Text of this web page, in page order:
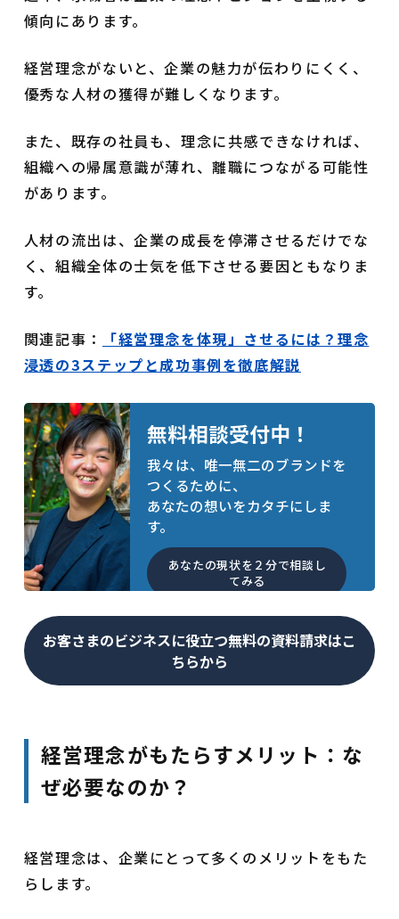
傾向にあります。
経営理念がないと、企業の魅力が伝わりにくく、
優秀な人材の獲得が難しくなります。
また、既存の社員も、理念に共感できなければ、
組織への帰属意識が薄れ、離職につながる可能性
があります。
人材の流出は、企業の成長を停滞させるだけでな
く、組織全体の士気を低下させる要因ともなりま
す。
関連記事：
「経営理念を体現」させるには？理念
浸透の3ステップと成功事例を徹底解説
無料相談受付中！
我々は、唯一無二のブランドを
つくるために、
あなたの想いをカタチにしま
す。
あなたの現状を２分で相談し
てみる
お客さまのビジネスに役立つ無料の資料請求はこ
ちらから
経営理念がもたらすメリット：な
ぜ必要なのか？
経営理念は、企業にとって多くのメリットをもた
らします。